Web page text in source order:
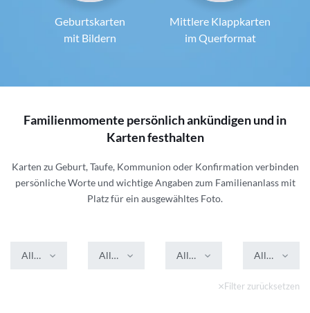
Geburtskarten
mit Bildern
Mittlere Klappkarten
im Querformat
Familienmomente persönlich ankündigen und in
Karten festhalten
Karten zu Geburt, Taufe, Kommunion oder Konfirmation verbinden
persönliche Worte und wichtige Angaben zum Familienanlass mit
Platz für ein ausgewähltes Foto.
Alle Farben Alle Formate Alle VeredelungenAlle Stile
Filter zurücksetzen